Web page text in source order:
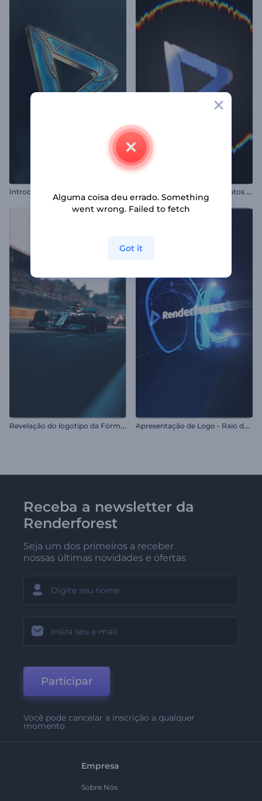
Introdução Futurista Moderna I
ntrodução de Orbes Abstratos com Glitch
R
evelação do logotipo da Fórmula 1 A
presentação de Logo - Raio de Luz Veloz
Receba a newsletter da
Renderforest
Seja um dos primeiros a receber
nossas últimas novidades e ofertas
Participar
Você pode cancelar a inscrição a qualquer
momento
Empresa
Sobre Nós
Alguma coisa deu errado. Something
went wrong. Failed to fetch
Got it